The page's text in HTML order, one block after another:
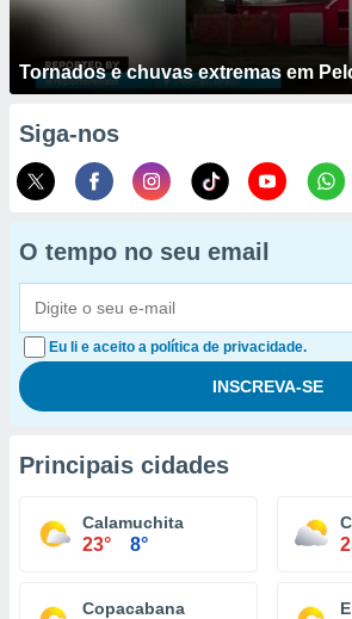
Tornados e chuvas extremas em
Siga-nos
O tempo no seu email
Eu li e aceito a política de privacidade.
Principais cidades
Calamuchita
23° 8°
Copacabana